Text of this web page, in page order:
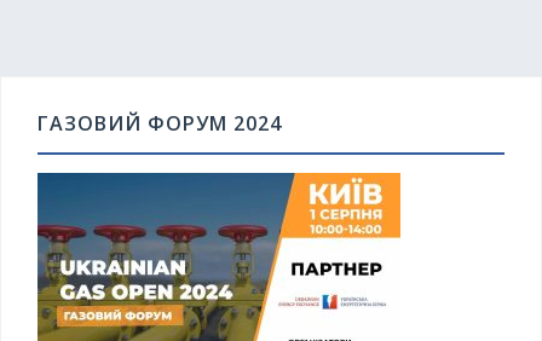
ГАЗОВИЙ ФОРУМ 2024